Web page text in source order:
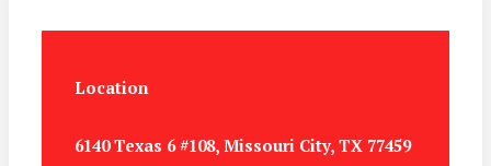
Location
6140 Texas 6 #108, Missouri City, TX 77459